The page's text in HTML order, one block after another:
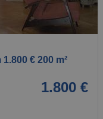
1 / 1
€ 200 m²
1.800 €